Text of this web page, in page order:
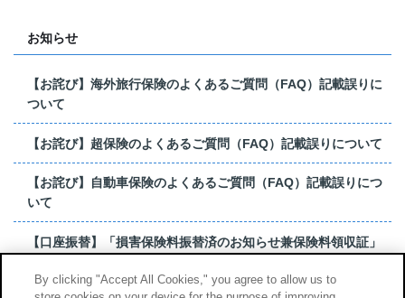
お知らせ
【お詫び】海外旅行保険のよくあるご質問（FAQ）記載誤りに
ついて
【お詫び】超保険のよくあるご質問（FAQ）記載誤りについて
【お詫び】自動車保険のよくあるご質問（FAQ）記載誤りにつ
いて
【口座振替】「損害保険料振替済のお知らせ兼保険料領収証」
By clicking "Accept All Cookies," you agree to allow us to